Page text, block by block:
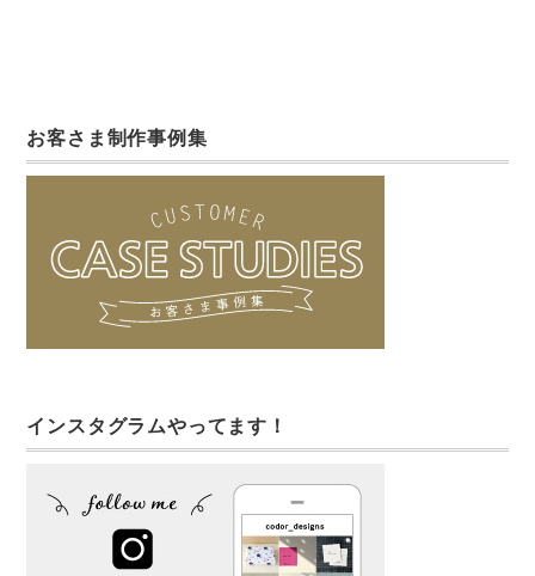
お客さま制作事例集
インスタグラムやってます！